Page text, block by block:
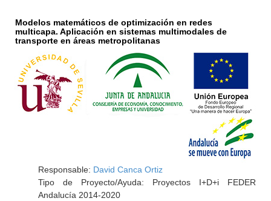
Modelos matemáticos de optimización en redes
multicapa. Aplicación en sistemas multimodales de
transporte en áreas metropolitanas
Responsable: David Canca Ortiz
Tipo de Proyecto/Ayuda: Proyectos I+D+i FEDER
Andalucía 2014-2020